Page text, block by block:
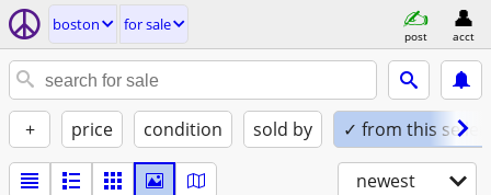
boston for sale
post acct
+ price condition sold by ✓ from this seller
newest